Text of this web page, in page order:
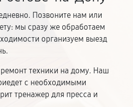
Позвоните нам или
мы сразу же обработаем
организуем выезд
техники на дому. Наш
с необходимыми
тренажер для пресса и